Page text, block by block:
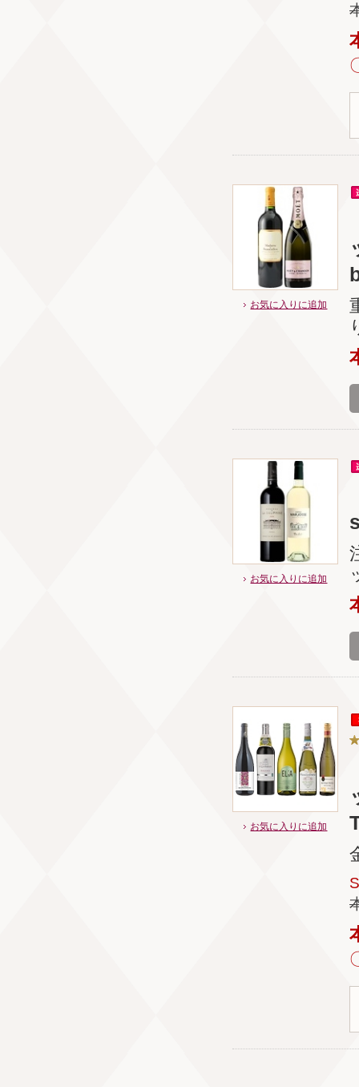
お気に入りに追加
お気に入りに追加
お気に入りに追加